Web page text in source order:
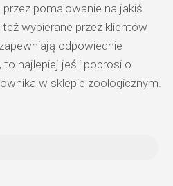
pomalowanie na jakiś
wybierane przez klientów
odpowiednie
najlepiej jeśli poprosi o
w sklepie zoologicznym.